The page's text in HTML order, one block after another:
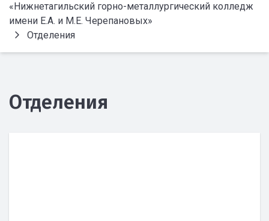
«Нижнетагильский горно-металлургический колледж
имени Е.А. и М.Е. Черепановых»
Отделения
Отделения